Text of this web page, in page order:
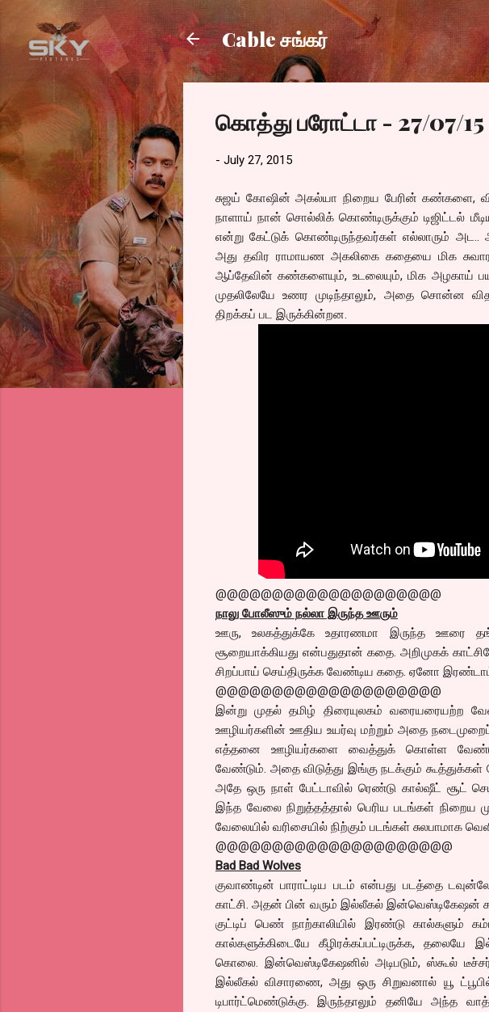
Cable சங்கர்
கொத்து பரோட்டா - 27/07/15
- July 27, 2015
சுஜய் கோஷின் அகல்யா நிறைய பேரின் கண்களை,
நாளாய் நான் சொல்லிக் கொண்டிருக்கும் டிஜிட்டல்
என்று கேட்டுக் கொண்டிருந்தவர்கள் எல்லாரும்
அது தவிர ராமாயண அகலிகை கதையை மிக
ஆப்தேவின் கண்களையும், உடலையும், மிக அழகாய்
முதலிலேயே உணர முடிந்தாலும், அதை சொன்ன
திறக்கப் பட இருக்கின்றன.
@@@@@@@@@@@@@@@@@@@@
நாலு போலீஸும் நல்லா இருந்த ஊரும்
ஊரு, உலகத்துக்கே உதாரணமா இருந்த ஊரை
சூறையாக்கியது என்பதுதான் கதை. அறிமுகக்
சிறப்பாய் செய்திருக்க வேண்டிய கதை. ஏனோ
@@@@@@@@@@@@@@@@@@@@
இன்று முதல் தமிழ் திரையுலகம் வரையரையற்ற
ஊழியர்களின் ஊதிய உயர்வு மற்றும் அதை நடைமுறைப்
எத்தனை ஊழியர்களை வைத்துக் கொள்ள
வேண்டும். அதை விடுத்து இங்கு நடக்கும் கூத்துக்கள்
அதே ஒரு நாள் பேட்டாவில் ரெண்டு கால்ஷீட் சூட்
இந்த வேலை நிறுத்தத்தால் பெரிய படங்கள் நிறைய
வேலையில் வரிசையில் நிற்கும் படங்கள் சுலபாமாக
@@@@@@@@@@@@@@@@@@@@@
Bad Bad Wolves
குவாண்டின் பாராட்டிய படம் என்பது படத்தை
காட்சி. அதன் பின் வரும் இல்லீகல் இன்வெஸ்டிகேஷன்
குட்டிப் பெண் நாற்காலியில் இரண்டு கால்களும்
கால்களுக்கிடையே கீழிரக்கப்பட்டிருக்க, தலையே
கொலை. இன்வெஸ்டிகேஷனில் அடிபடும், ஸ்கூல்
இல்லீகல் விசாரணை, அது ஒரு சிறுவனால் யூ
டிபார்ட்மெண்டுக்கு. இருந்தாலும் தனியே அந்த